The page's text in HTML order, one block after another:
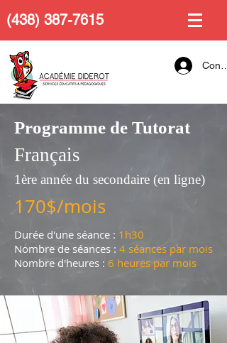
(438) 387-7615
Programme de Tutorat
Français
1ère année du secondaire (en ligne)
170$/mois
Durée d'une séance : 1h30
Nombre de séances : 4 séances par mois
Nombre d'heures : 6 heures par mois